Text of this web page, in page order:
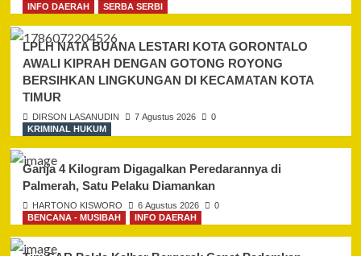
INFO DAERAH
SERBA SERBI
LPLH NATA BUANA LESTARI KOTA GORONTALO
AWALI KIPRAH DENGAN GOTONG ROYONG
BERSIHKAN LINGKUNGAN DI KECAMATAN KOTA
TIMUR
DIRSON LASANUDIN 7 Agustus 2026
0
KRIMINAL HUKUM
Ganja 4 Kilogram Digagalkan Peredarannya di
Palmerah, Satu Pelaku Diamankan
HARTONO KISWORO 6 Agustus 2026
0
BENCANA - MUSIBAH
INFO DAERAH